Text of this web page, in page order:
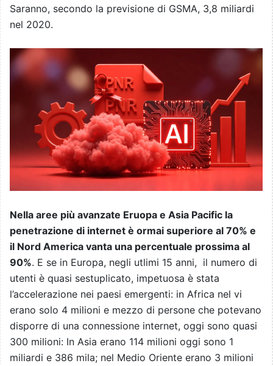
Saranno, secondo la previsione di GSMA, 3,8 miliardi
nel 2020.
Nella aree più avanzate Eruopa e Asia Pacific la
penetrazione di internet è ormai superiore al 70% e
il Nord America vanta una percentuale prossima al
90%. E se in Europa, negli utlimi 15 anni, il numero di
utenti è quasi sestuplicato, impetuosa è stata
l’accelerazione nei paesi emergenti: in Africa nel vi
erano solo 4 milioni e mezzo di persone che potevano
disporre di una connessione internet, oggi sono quasi
300 milioni: In Asia erano 114 milioni oggi sono 1
miliardi e 386 mila; nel Medio Oriente erano 3 milioni